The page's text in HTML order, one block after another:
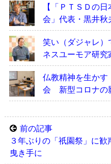
【「ＰＴＳＤの
会」代表・黒井秋
笑い（ダジャレ
ネスユーモア研究
仏教精神を生かす
会 新型コロナの
前の記事
３年ぶりの「祇園祭」に
曳き手に